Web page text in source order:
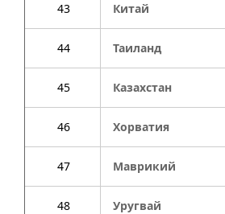
43 Китай
44 Таиланд
45 Казахстан
46 Хорватия
47 Маврикий
48 Уругвай